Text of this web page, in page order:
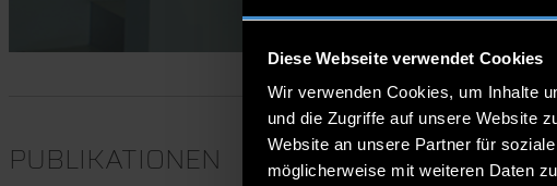
Diese Webseite verwendet Cookies
Wir verwenden Cookies, um Inhalte
und die Zugriffe auf unsere Website
Website an unsere Partner für
möglicherweise mit weiteren Daten
PUBLIKATIONEN